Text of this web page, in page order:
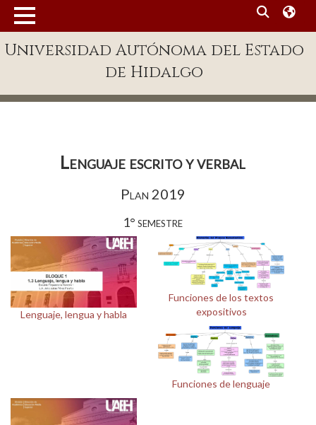
Enlaces
Acreditación Internacional
Alumnado
Aspirantes
Universidad Autónoma del Estado
de Hidalgo
Lenguaje escrito y verbal
Plan 2019
1° semestre
Lenguaje, lengua y habla
Funciones de los textos
expositivos
Funciones de lenguaje